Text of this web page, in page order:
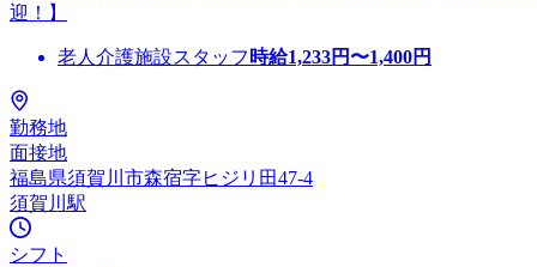
迎！】
老人介護施設スタッフ 時給1,233円〜1,400円
勤務地
面接地
福島県須賀川市森宿字ヒジリ田47-4
須賀川駅
シフト